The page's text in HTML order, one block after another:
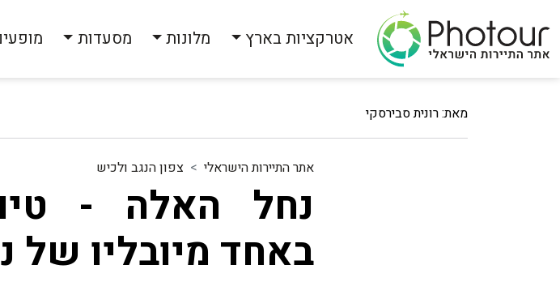
אטרקציות בארץ מלונות מסעדות
מאת: רונית סבירסקי
אתר התיירות הישראלי צפון הנגב ולכיש
נחל האלה -
באחד מיובליו של